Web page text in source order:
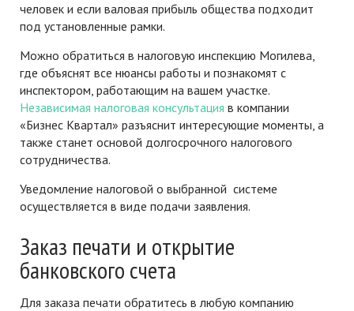
человек и если валовая прибыль общества подходит
под установленные рамки.
Можно обратиться в налоговую инспекцию Могилева,
где объяснят все нюансы работы и познакомят с
инспектором, работающим на вашем участке.
Независимая налоговая консультация в компании
«Бизнес Квартал» разъяснит интересующие моменты, а
также станет основой долгосрочного налогового
сотрудничества.
Уведомление налоговой о выбранной системе
осуществляется в виде подачи заявления.
Заказ печати и открытие
банковского счета
Для заказа печати обратитесь в любую компанию